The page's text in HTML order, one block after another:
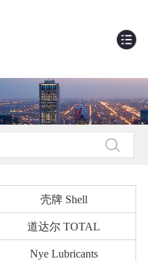
壳牌 Shell
道达尔 TOTAL
Nye Lubricants